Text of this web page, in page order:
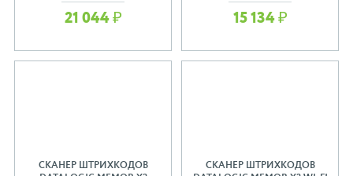
21 044 ₽ 15 134 ₽
СКАНЕР ШТРИХКОДОВ
СКАНЕР ШТРИХКОДОВ